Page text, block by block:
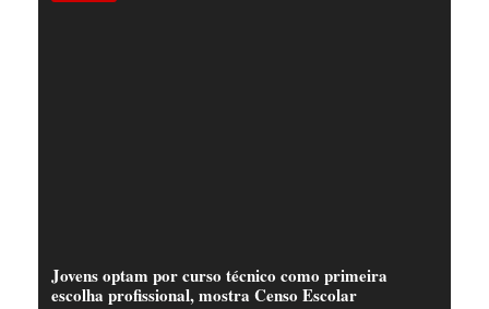
Jovens optam por curso técnico como primeira
escolha profissional, mostra Censo Escolar